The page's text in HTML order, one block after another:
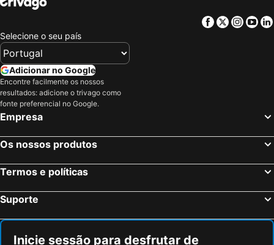
Facebook
Twitter
Selecione o seu país
Adicionar no Google
Encontre facilmente os nossos
resultados: adicione o trivago como
fonte preferencial no Google.
Empresa
Os nossos produtos
Termos e políticas
Suporte
Inicie sessão para desfrutar de